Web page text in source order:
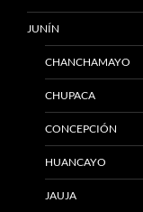
JUNÍN
CHANCHAMAYO
CHUPACA
CONCEPCIÓN
HUANCAYO
JAUJA